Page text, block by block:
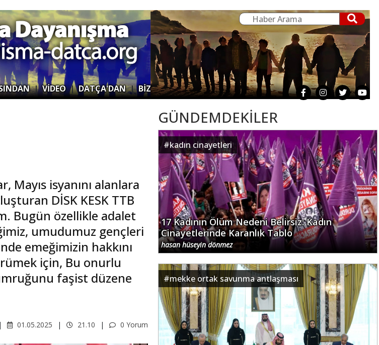
|VİDEO|DATÇA'DAN|BİZ
isyanını alanlara
DİSK KESK TTB
Bugün özellikle adalet
umudumuz gençleri
emeğimizin hakkını
için, Bu onurlu
faşist düzene
0 Yorum
21.10
01.05.2025
GÜNDEMDEKİLER
#kadın cinayetleri
17 Kadının Ölüm Nedeni Belirsiz: Kadın
Cinayetlerinde Karanlık Tablo
hasan hüseyin dönmez
#mekke ortak savunma antlaşması